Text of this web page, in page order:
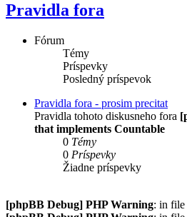
Pravidla fora
Fórum
Témy
Príspevky
Posledný príspevok
Pravidla fora - prosim precitat
Pravidla tohoto diskusneho fora
that implements Countable
0 Témy
0 Príspevky
Žiadne príspevky
[phpBB Debug] PHP Warning: in file